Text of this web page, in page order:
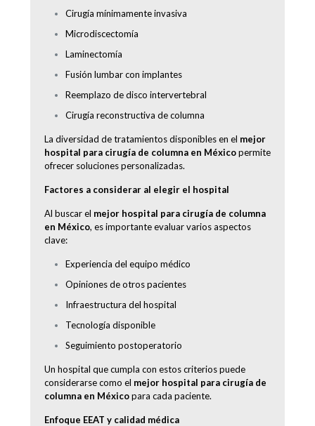
Cirugía mínimamente invasiva
Microdiscectomía
Laminectomía
Fusión lumbar con implantes
Reemplazo de disco intervertebral
Cirugía reconstructiva de columna
La diversidad de tratamientos disponibles en el mejor
hospital para cirugía de columna en Méxicopermite
ofrecer soluciones personalizadas.
Factores a considerar al elegir el hospital
Al buscar el mejor hospital para cirugía de columna
en México, es importante evaluar varios aspectos
clave:
Experiencia del equipo médico
Opiniones de otros pacientes
Infraestructura del hospital
Tecnología disponible
Seguimiento postoperatorio
Un hospital que cumpla con estos criterios puede
considerarse como el mejor hospital para cirugía de
columna en Méxicopara cada paciente.
Enfoque EEAT y calidad médica